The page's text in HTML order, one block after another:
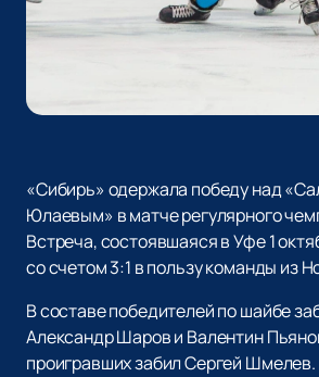
«Сибирь» одержала победу над
Юлаевым» в матче регулярного
Встреча, состоявшаяся в Уфе 1
со счетом 3:1 в пользу команды из
В составе победителей по шайбе
Александр Шаров и Валентин
проигравших забил Сергей Шмелев.